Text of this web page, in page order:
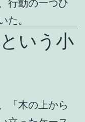
行動の一つひ
た。
いう小
「木の上から